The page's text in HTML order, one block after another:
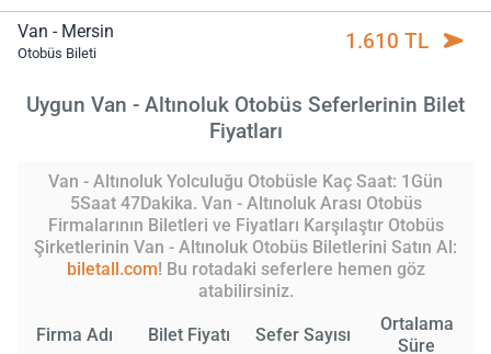
Van - Mersin
Otobüs Bileti 1.610 TL
Uygun Van - Altınoluk Otobüs Seferlerinin Bilet
Fiyatları
Van - Altınoluk Yolculuğu Otobüsle Kaç Saat: 1Gün
5Saat 47Dakika. Van - Altınoluk Arası Otobüs
Firmalarının Biletleri ve Fiyatları Karşılaştır Otobüs
Şirketlerinin Van - Altınoluk Otobüs Biletlerini Satın Al:
biletall.com! Bu rotadaki seferlere hemen göz
atabilirsiniz.
Firma Adı Bilet Fiyatı Sefer Sayısı
Ortalama
Süre